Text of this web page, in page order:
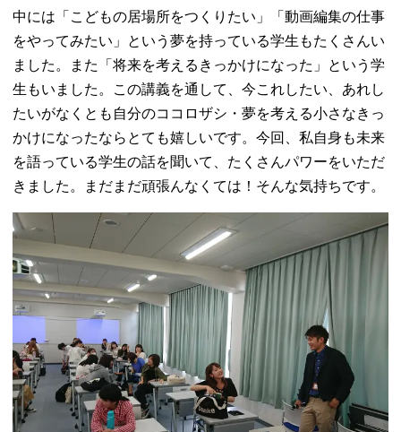
中には「こどもの居場所をつくりたい」「動画編集の仕事
をやってみたい」という夢を持っている学生もたくさんい
ました。また「将来を考えるきっかけになった」という学
生もいました。この講義を通して、今これしたい、あれし
たいがなくとも自分のココロザシ・夢を考える小さなきっ
かけになったならとても嬉しいです。今回、私自身も未来
を語っている学生の話を聞いて、たくさんパワーをいただ
きました。まだまだ頑張んなくては！そんな気持ちです。